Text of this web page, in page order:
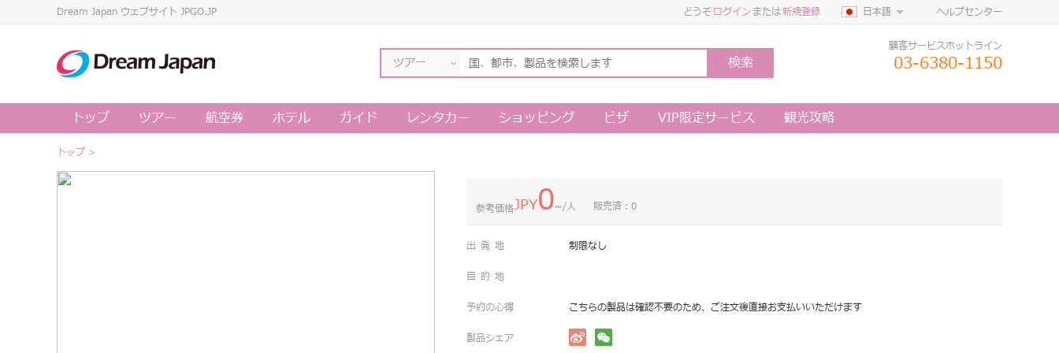
Dream Japan ウェブサイト JPGO.JP どうぞログイン または新規登録 日本語 ヘルプセンター
ツアー 検索
顧客サービスホットライン
03-6380-1150
トップ ツアー 航空券 ホテル ガイド レンタカー ショッピング ビザ VIP限定サービス 観光攻略
トップ >
参考価格JPY0~/人 販売済：0
出発地 制限なし
目的地
予約の心得 こちらの製品は確認不要のため、ご注文後直接お支払いいただけます
製品シェア